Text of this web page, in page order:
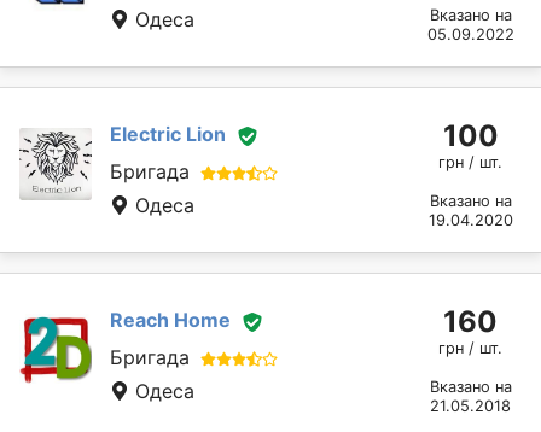
Одеса
Вказано на
05.09.2022
Electric Lion
Бригада
Одеса
100
грн / шт.
Вказано на
19.04.2020
Reach Home
Бригада
Одеса
160
грн / шт.
Вказано на
21.05.2018